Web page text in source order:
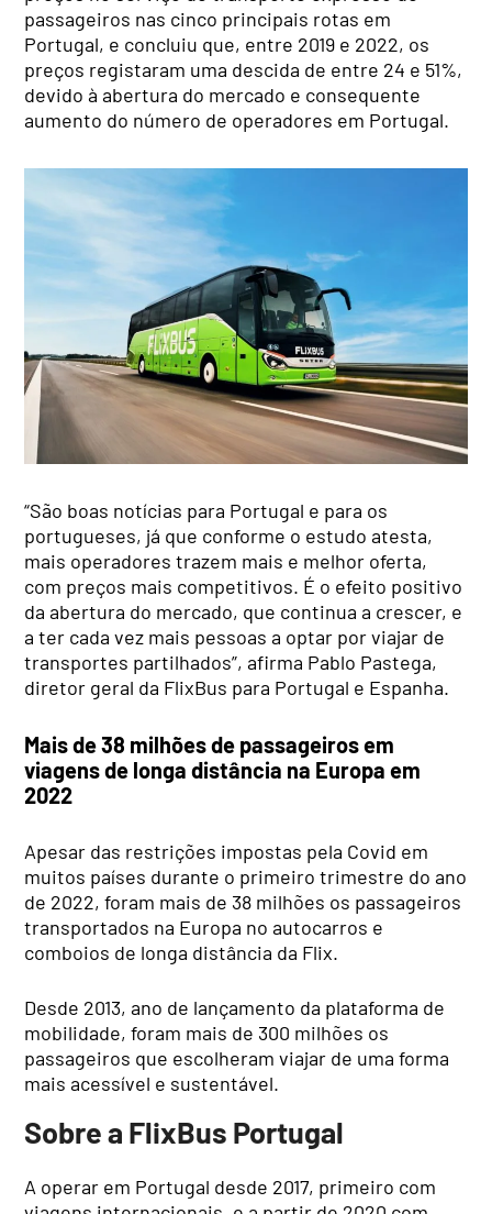
passageiros nas cinco principais rotas em
Portugal, e concluiu que, entre 2019 e 2022, os
preços registaram uma descida de entre 24 e 51%,
devido à abertura do mercado e consequente
aumento do número de operadores em Portugal.
“São boas notícias para Portugal e para os
portugueses, já que conforme o estudo atesta,
mais operadores trazem mais e melhor oferta,
com preços mais competitivos. É o efeito positivo
da abertura do mercado, que continua a crescer, e
a ter cada vez mais pessoas a optar por viajar de
transportes partilhados”, afirma Pablo Pastega,
diretor geral da FlixBus para Portugal e Espanha.
Mais de 38 milhões de passageiros em
viagens de longa distância na Europa em
2022
Apesar das restrições impostas pela Covid em
muitos países durante o primeiro trimestre do ano
de 2022, foram mais de 38 milhões os passageiros
transportados na Europa no autocarros e
comboios de longa distância da Flix.
Desde 2013, ano de lançamento da plataforma de
mobilidade, foram mais de 300 milhões os
passageiros que escolheram viajar de uma forma
mais acessível e sustentável.
Sobre a FlixBus Portugal
A operar em Portugal desde 2017, primeiro com